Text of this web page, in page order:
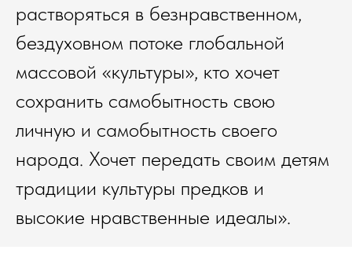
растворяться в безнравственном,
бездуховном потоке глобальной
массовой «культуры», кто хочет
сохранить самобытность свою
личную и самобытность своего
народа. Хочет передать своим детям
традиции культуры предков и
высокие нравственные идеалы».